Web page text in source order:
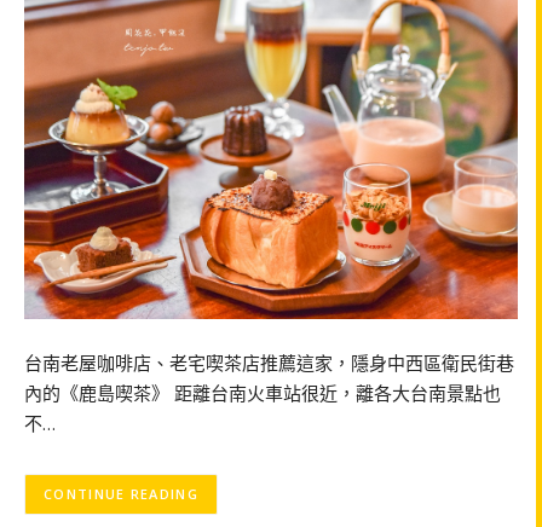
台南老屋咖啡店、老宅喫茶店推薦這家，隱身中西區衛民街巷
內的《鹿島喫茶》 距離台南火車站很近，離各大台南景點也
不…
CONTINUE READING